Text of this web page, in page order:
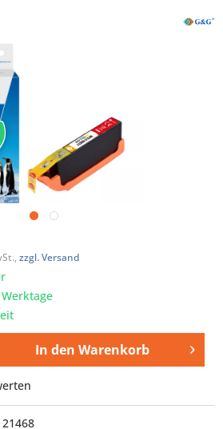
zzgl. Versand
In den Warenkorb
21468